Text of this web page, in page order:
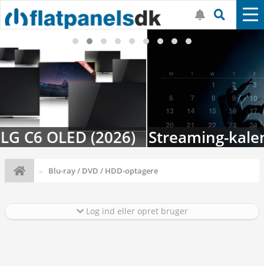
Streaming-kalenderen: Nyt i august
Blu-ray / DVD / HDD-optagere
Log ind eller opret bruger